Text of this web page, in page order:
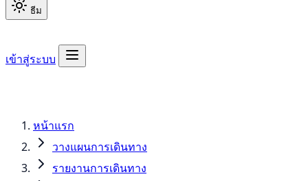
ธีม
เข้าสู่ระบบ
หน้าแรก
วางแผนการเดินทาง
รายงานการเดินทาง